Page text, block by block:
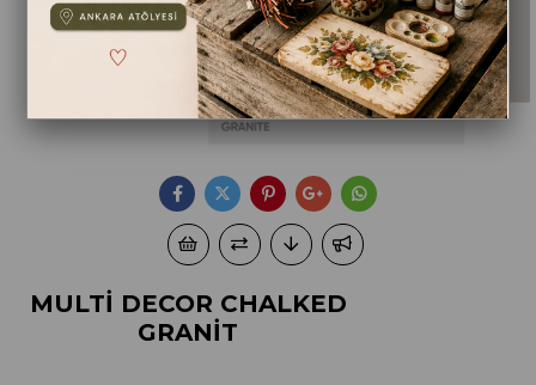
MULTİ DECOR CHALKED
GRANİT